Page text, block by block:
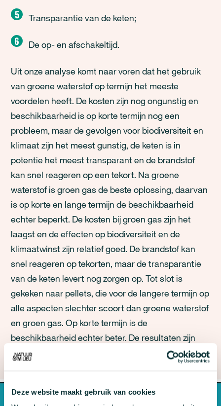
Deze website maakt gebruik van cookies
Transparantie van de keten;
De op- en afschakeltijd.
Uit onze analyse komt naar voren dat het gebruik
van groene waterstof op termijn het meeste
voordelen heeft. De kosten zijn nog ongunstig en
beschikbaarheid is op korte termijn nog een
probleem, maar de gevolgen voor biodiversiteit en
klimaat zijn het meest gunstig, de keten is in
potentie het meest transparant en de brandstof
kan snel reageren op een tekort. Na groene
waterstof is groen gas de beste oplossing, daarvan
is op korte en lange termijn de beschikbaarheid
echter beperkt. De kosten bij groen gas zijn het
laagst en de effecten op biodiversiteit en de
klimaatwinst zijn relatief goed. De brandstof kan
snel reageren op tekorten, maar de transparantie
van de keten levert nog zorgen op. Tot slot is
gekeken naar pellets, die voor de langere termijn op
alle aspecten slechter scoort dan groene waterstof
en groen gas. Op korte termijn is de
beschikbaarheid echter beter. De resultaten zijn
samengevat in onderstaande tabel.